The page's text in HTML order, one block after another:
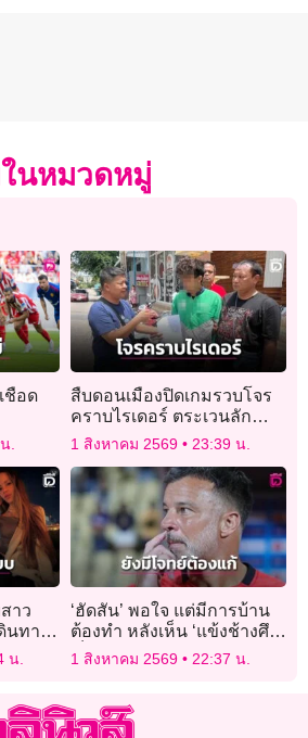
นหมวดหมู่
ชือด
.
สืบดอนเมืองปิดเกมรวบโจร
คราบไรเดอร์ ตระเวนลัก
กล่องไฟ ECU ขาย
1 สิงหาคม 2569 23:39 น.
าว
นทาง
6 วัน
น.
‘ฮัดสัน’ พอใจ แต่มีการบ้าน
ต้องทำ หลังเห็น ‘แข้งช้างศึก’
เป็นตะคริว
1 สิงหาคม 2569 22:37 น.